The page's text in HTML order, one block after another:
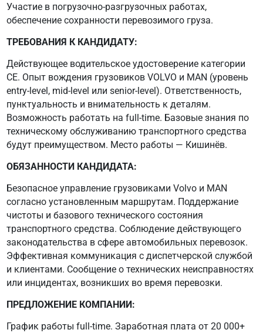
Участие в погрузочно-разгрузочных работах,
обеспечение сохранности перевозимого груза.
ТРЕБОВАНИЯ К КАНДИДАТУ:
Действующее водительское удостоверение категории
CE. Опыт вождения грузовиков VOLVO и MAN (уровень
entry-level, mid-level или senior-level). Ответственность,
пунктуальность и внимательность к деталям.
Возможность работать на full-time. Базовые знания по
техническому обслуживанию транспортного средства
будут преимуществом. Место работы — Кишинёв.
ОБЯЗАННОСТИ КАНДИДАТА:
Безопасное управление грузовиками Volvo и MAN
согласно установленным маршрутам. Поддержание
чистоты и базового технического состояния
транспортного средства. Соблюдение действующего
законодательства в сфере автомобильных перевозок.
Эффективная коммуникация с диспетчерской службой
и клиентами. Сообщение о технических неисправностях
или инцидентах, возникших во время перевозки.
ПРЕДЛОЖЕНИЕ КОМПАНИИ:
График работы full-time. Заработная плата от 20 000+